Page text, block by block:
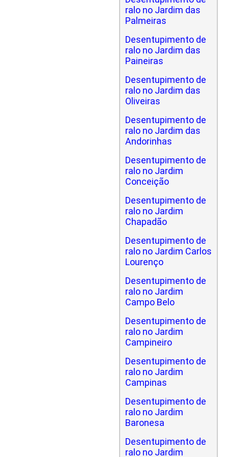
ralo no Jardim das
Palmeiras
Desentupimento de
ralo no Jardim das
Paineiras
Desentupimento de
ralo no Jardim das
Oliveiras
Desentupimento de
ralo no Jardim das
Andorinhas
Desentupimento de
ralo no Jardim
Conceição
Desentupimento de
ralo no Jardim
Chapadão
Desentupimento de
ralo no Jardim Carlos
Lourenço
Desentupimento de
ralo no Jardim
Campo Belo
Desentupimento de
ralo no Jardim
Campineiro
Desentupimento de
ralo no Jardim
Campinas
Desentupimento de
ralo no Jardim
Baronesa
Desentupimento de
ralo no Jardim